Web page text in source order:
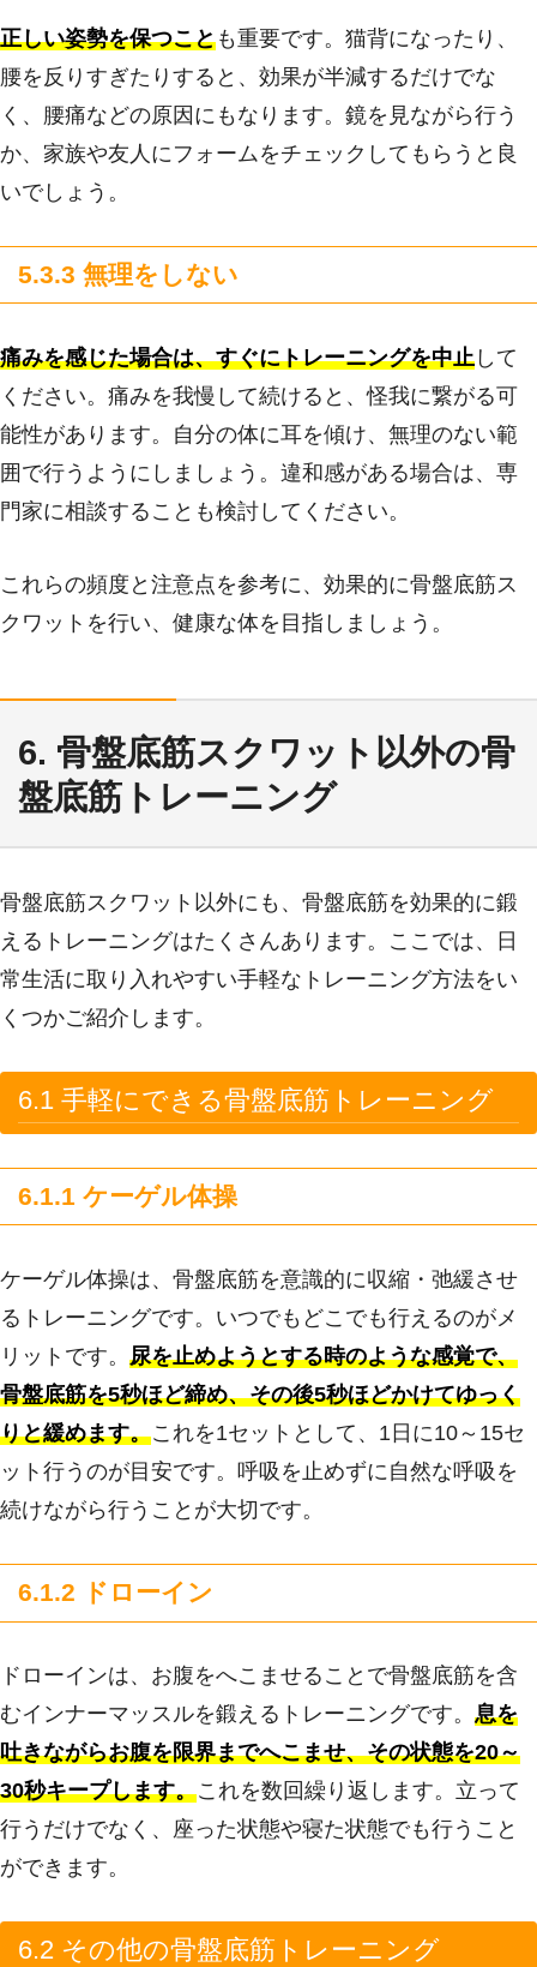
正しい姿勢を保つことも重要です。猫背になったり、
腰を反りすぎたりすると、効果が半減するだけでな
く、腰痛などの原因にもなります。鏡を見ながら行う
か、家族や友人にフォームをチェックしてもらうと良
いでしょう。
5.3.3 無理をしない
痛みを感じた場合は、すぐにトレーニングを中止 して
ください。痛みを我慢して続けると、怪我に繋がる可
能性があります。自分の体に耳を傾け、無理のない範
囲で行うようにしましょう。違和感がある場合は、専
門家に相談することも検討してください。
これらの頻度と注意点を参考に、効果的に骨盤底筋ス
クワットを行い、健康な体を目指しましょう。
6. 骨盤底筋スクワット以外の骨
盤底筋トレーニング
骨盤底筋スクワット以外にも、骨盤底筋を効果的に鍛
えるトレーニングはたくさんあります。ここでは、日
常生活に取り入れやすい手軽なトレーニング方法をい
くつかご紹介します。
6.1 手軽にできる骨盤底筋トレーニング
6.1.1 ケーゲル体操
ケーゲル体操は、骨盤底筋を意識的に収縮・弛緩させ
るトレーニングです。いつでもどこでも行えるのがメ
リットです。 尿を止めようとする時のような感覚で、
骨盤底筋を5秒ほど締め、その後5秒ほどかけてゆっく
りと緩めます。これを1セットとして、1日に10～15セ
ット行うのが目安です。呼吸を止めずに自然な呼吸を
続けながら行うことが大切です。
6.1.2 ドローイン
ドローインは、お腹をへこませることで骨盤底筋を含
むインナーマッスルを鍛えるトレーニングです。 息を
吐きながらお腹を限界までへこませ、その状態を20～
30秒キープします。これを数回繰り返します。立って
行うだけでなく、座った状態や寝た状態でも行うこと
ができます。
6.2 その他の骨盤底筋トレーニング